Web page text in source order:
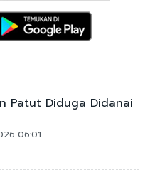
Patut Diduga Didanai
06:01